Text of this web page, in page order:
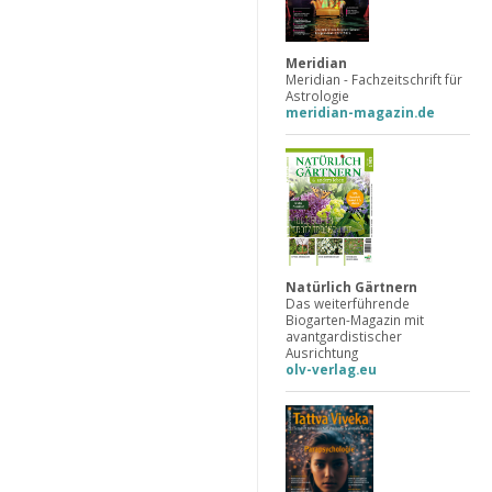
Meridian
Meridian - Fachzeitschrift für
Astrologie
meridian-magazin.de
Natürlich Gärtnern
Das weiterführende
Biogarten-Magazin mit
avantgardistischer
Ausrichtung
olv-verlag.eu